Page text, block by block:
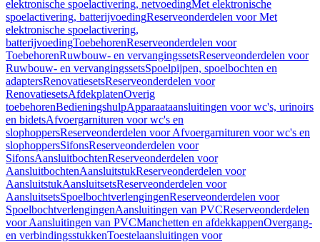
elektronische spoelactivering, netvoedingMet elektronische
spoelactivering, batterijvoedingReserveonderdelen voor Met
elektronische spoelactivering,
batterijvoedingToebehorenReserveonderdelen voor
ToebehorenRuwbouw- en vervangingssetsReserveonderdelen voor
Ruwbouw- en vervangingssetsSpoelpijpen, spoelbochten en
adaptersRenovatiesetsReserveonderdelen voor
RenovatiesetsAfdekplatenOverig
toebehorenBedieningshulpApparaataansluitingen voor wc's, urinoirs
en bidetsAfvoergarnituren voor wc's en
slophoppersReserveonderdelen voor Afvoergarnituren voor wc's en
slophoppersSifonsReserveonderdelen voor
SifonsAansluitbochtenReserveonderdelen voor
AansluitbochtenAansluitstukReserveonderdelen voor
AansluitstukAansluitsetsReserveonderdelen voor
AansluitsetsSpoelbochtverlengingenReserveonderdelen voor
SpoelbochtverlengingenAansluitingen van PVCReserveonderdelen
voor Aansluitingen van PVCManchetten en afdekkappenOvergang-
en verbindingsstukkenToestelaansluitingen voor